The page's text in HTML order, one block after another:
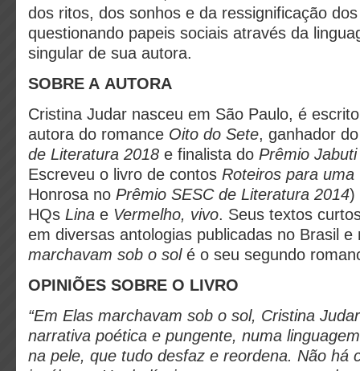
dos ritos, dos sonhos e da ressignificação
questionando papeis sociais através da
singular de sua autora.
SOBRE A AUTORA
Cristina Judar nasceu em São Paulo, é
autora do romance Oito do Sete, ganhador
de Literatura 2018 e finalista do Prêmio
Escreveu o livro de contos Roteiros para uma
Honrosa no Prêmio SESC de Literatura 2014)
HQs Lina e Vermelho, vivo. Seus textos
em diversas antologias publicadas no Brasil
marchavam sob o solé o seu segundo
OPINIÕES SOBRE O LIVRO
“Em Elas marchavam sob o sol, Cristina
narrativa poética e pungente, numa
na pele, que tudo desfaz e reordena. Não há